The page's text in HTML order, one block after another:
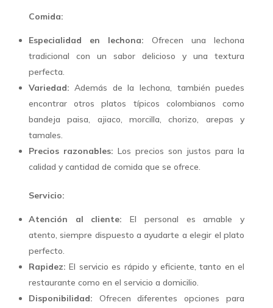
Comida:
Especialidad en lechona: Ofrecen una lechona
tradicional con un sabor delicioso y una textura
perfecta.
Variedad: Además de la lechona, también puedes
encontrar otros platos típicos colombianos como
bandeja paisa, ajiaco, morcilla, chorizo, arepas y
tamales.
Precios razonables: Los precios son justos para la
calidad y cantidad de comida que se ofrece.
Servicio:
Atención al cliente: El personal es amable y
atento, siempre dispuesto a ayudarte a elegir el plato
perfecto.
Rapidez: El servicio es rápido y eficiente, tanto en el
restaurante como en el servicio a domicilio.
Disponibilidad: Ofrecen diferentes opciones para